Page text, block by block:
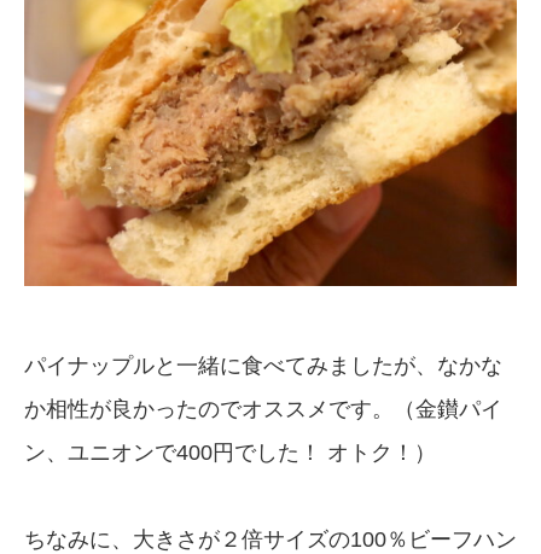
パイナップルと一緒に食べてみましたが、なかな
か相性が良かったのでオススメです。（金鑚パイ
ン、ユニオンで400円でした！ オトク！）
ちなみに、大きさが２倍サイズの100％ビーフハン